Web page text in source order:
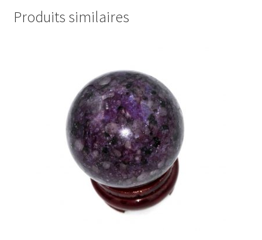
Produits similaires